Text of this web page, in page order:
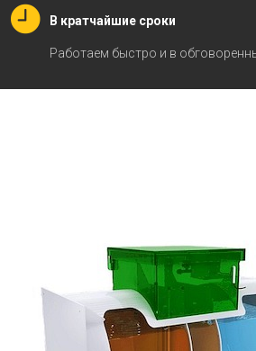
В кратчайшие сроки
Работаем быстро и в